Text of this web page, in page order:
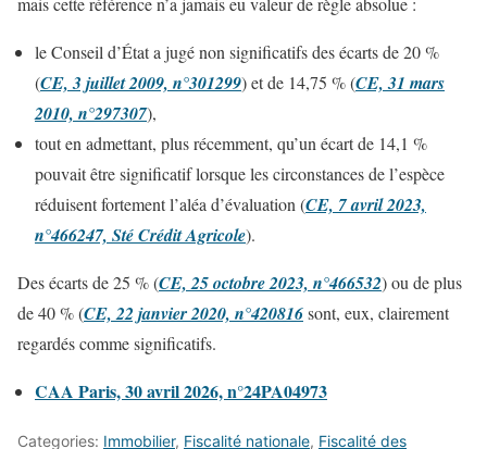
le Conseil d’État a jugé non significatifs des écarts de 20 %
(CE, 3 juillet 2009, n°301299) et de 14,75 % (CE, 31 mars
2010, n°297307),
tout en admettant, plus récemment, qu’un écart de 14,1 %
pouvait être significatif lorsque les circonstances de l’espèce
réduisent fortement l’aléa d’évaluation (CE, 7 avril 2023,
n°466247, Sté Crédit Agricole).
Des écarts de 25 % (CE, 25 octobre 2023, n°466532) ou de plus
de 40 % (CE, 22 janvier 2020, n°420816sont, eux, clairement
regardés comme significatifs.
CAA Paris, 30 avril 2026, n°24PA04973
Categories: Immobilier, Fiscalité nationale, Fiscalité des